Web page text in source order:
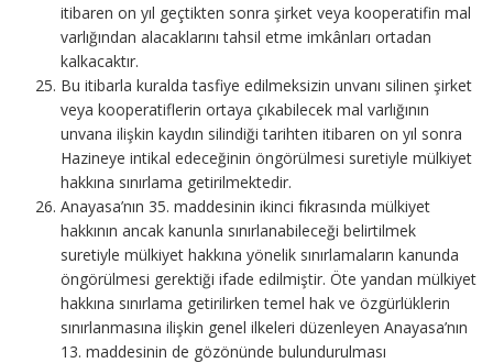
itibaren on yıl geçtikten sonra şirket veya kooperatifin mal
varlığından alacaklarını tahsil etme imkânları ortadan
kalkacaktır.
Bu itibarla kuralda tasfiye edilmeksizin unvanı silinen şirket
veya kooperatiflerin ortaya çıkabilecek mal varlığının
unvana ilişkin kaydın silindiği tarihten itibaren on yıl sonra
Hazineye intikal edeceğinin öngörülmesi suretiyle mülkiyet
hakkına sınırlama getirilmektedir.
Anayasa’nın 35. maddesinin ikinci fıkrasında mülkiyet
hakkının ancak kanunla sınırlanabileceği belirtilmek
suretiyle mülkiyet hakkına yönelik sınırlamaların kanunda
öngörülmesi gerektiği ifade edilmiştir. Öte yandan mülkiyet
hakkına sınırlama getirilirken temel hak ve özgürlüklerin
sınırlanmasına ilişkin genel ilkeleri düzenleyen Anayasa’nın
13. maddesinin de gözönünde bulundurulması